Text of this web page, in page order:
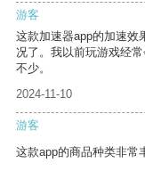
游客
这款加速器app的加速效
况了。我以前玩游戏经
不少。
2024-11-10
游客
这款app的商品种类非常